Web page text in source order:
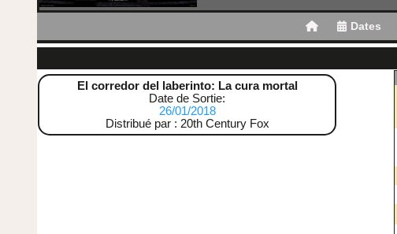
Dates
El corredor del laberinto: La cura mortal
Date de Sortie:
26/01/2018
Distribué par : 20th Century Fox